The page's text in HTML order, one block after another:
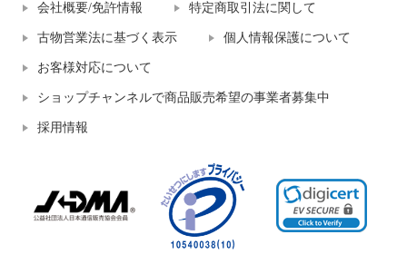
会社概要/免許情報 特定商取引法に関して
古物営業法に基づく表示 個人情報保護について
お客様対応について
ショップチャンネルで商品販売希望の事業者募集中
採用情報